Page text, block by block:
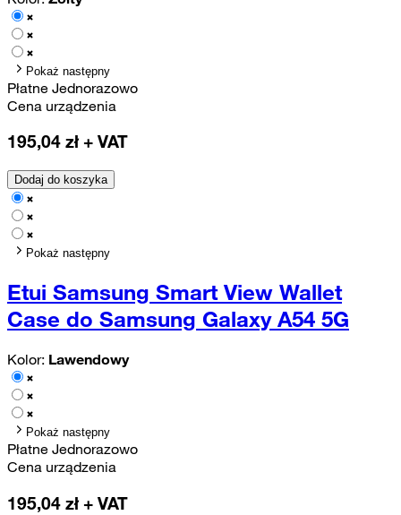
Pokaż następny
Płatne Jednorazowo
Cena urządzenia
195,04 zł + VAT
Dodaj do koszyka
Pokaż następny
Etui Samsung Smart View Wallet
Case do Samsung Galaxy A54 5G
Kolor: Lawendowy
Pokaż następny
Płatne Jednorazowo
Cena urządzenia
195,04 zł + VAT